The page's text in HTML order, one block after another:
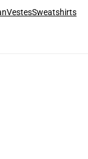
VestesSweatshirts